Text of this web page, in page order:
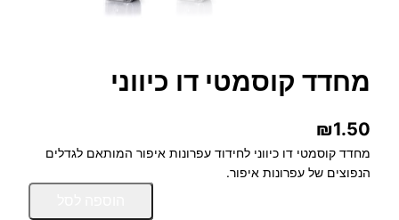
מחדד קוסמטי דו כיווני
₪1.50
מחדד קוסמטי דו כיווני לחידוד עפרונות איפור המותאם לגדלים
הנפוצים של עפרונות איפור.
כ